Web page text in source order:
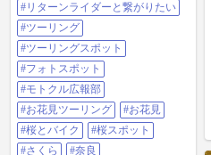
@69017 さん @157967 さん
@135271 さん @150240 さん
@160593 さん @170761 さん
@162525 さん 奥間ご夫婦 大野さん
須藤さん ありがとうございました
😊 #GSX250R #桜 #下北山さくら祭
#下北山村 #ソメイヨシノ #GSX
#gsx250r乗りと繋がりたい #gsx250r
好きな人と繋がりたい #ジスペケ #
ジスペケ250 #バイクのある風景 #
バイクのある景色 #リターンライダ
#リターンライダーと繋がりたい
#ツーリング
#ツーリングスポット
#フォトスポット
#モトクル広報部
#お花見ツーリング
#お花見
#桜とバイク
#桜スポット
#さくら
#奈良